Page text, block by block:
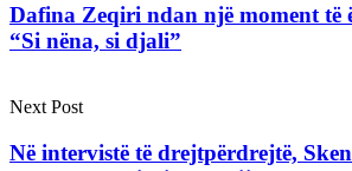
Dafina Zeqiri ndan një moment të
“Si nëna, si djali”
Next Post
Në intervistë të drejtpërdrejtë,